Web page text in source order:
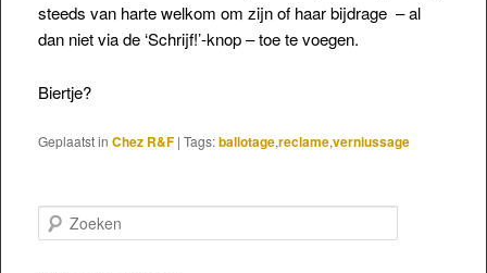
steeds van harte welkom om zijn of haar bijdrage – al
dan niet via de ‘Schrijf!’-knop – toe te voegen.
Biertje?
Geplaatst in Chez R&F | Tags:ballotage,reclame,verniussage
Zoeken